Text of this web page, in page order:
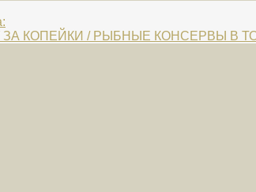
КОПЕЙКИ / РЫБНЫЕ КОНСЕРВЫ В